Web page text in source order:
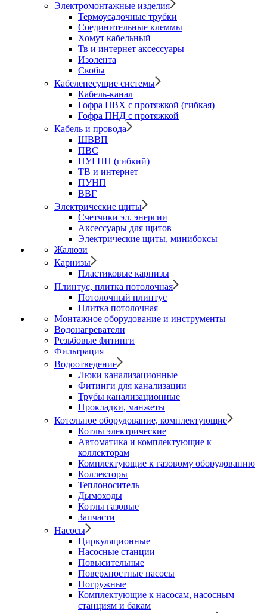
Электромонтажные изделия
Термоусадочные трубки
Соединительные клеммы
Хомут кабельный
Тв и интернет аксессуары
Изолента
Скобы
Кабеленесущие системы
Кабель-канал
Гофра ПВХ с протяжкой (гибкая)
Гофра ПНД с протяжкой
Кабель и провода
ШВВП
ПВС
ПУГНП (гибкий)
ТВ и интернет
ПУНП
ВВГ
Электрические щиты
Счетчики эл. энергии
Аксессуары для щитов
Электрические щиты, минибоксы
Жалюзи
Карнизы
Пластиковые карнизы
Плинтус, плитка потолочная
Потолочный плинтус
Плитка потолочная
Монтажное оборудование и инструменты
Водонагреватели
Резьбовые фитинги
Фильтрация
Водоотведение
Люки канализационные
Фитинги для канализации
Трубы канализационные
Прокладки, манжеты
Котельное оборудование, комплектующие
Котлы электрические
Автоматика и комплектующие к
коллекторам
Комплектующие к газовому оборудованию
Коллекторы
Теплоноситель
Дымоходы
Котлы газовые
Запчасти
Насосы
Циркуляционные
Насосные станции
Повысительные
Поверхностные насосы
Погружные
Комплектующие к насосам, насосным
станциям и бакам